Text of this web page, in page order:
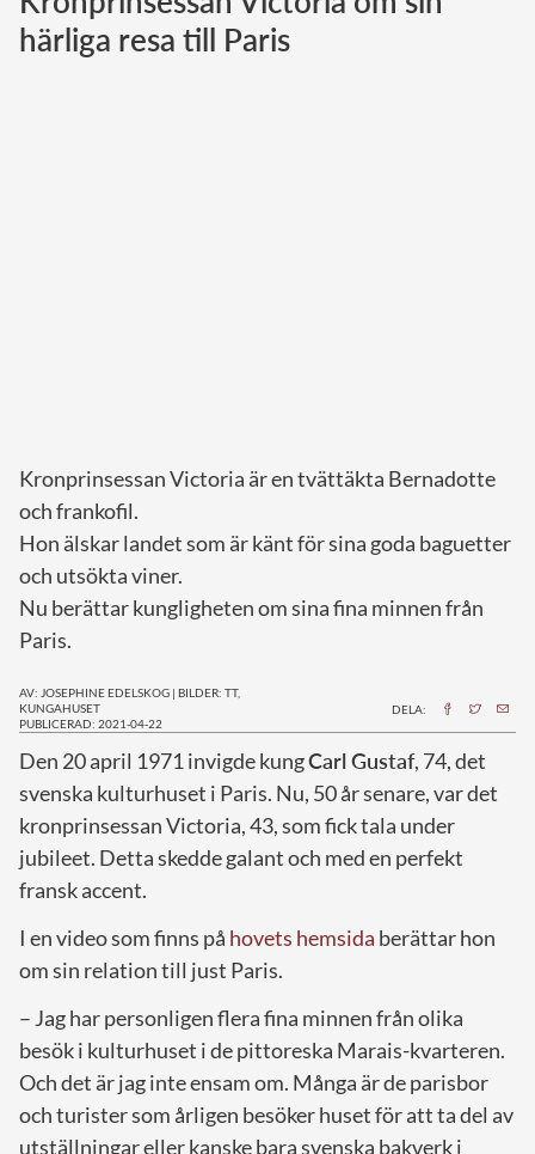
Norska kungahuset
härliga resa till Paris
Kronprinsessan Victoria är en tvättäkta Bernadotte
och frankofil.
Hon älskar landet som är känt för sina goda baguetter
och utsökta viner.
Nu berättar kungligheten om sina fina minnen från
Paris.
AV: JOSEPHINE EDELSKOG | BILDER: TT,
KUNGAHUSET
PUBLICERAD: 2021-04-22
DELA:
Den 20 april 1971 invigde kungCarl Gustaf, 74, det
svenska kulturhuset i Paris. Nu, 50 år senare, var det
kronprinsessan Victoria, 43, som fick tala under
jubileet. Detta skedde galant och med en perfekt
fransk accent.
I en video som finns på hovets hemsida berättar hon
om sin relation till just Paris.
– Jag har personligen flera fina minnen från olika
besök i kulturhuset i de pittoreska Marais-kvarteren.
Och det är jag inte ensam om. Många är de parisbor
och turister som årligen besöker huset för att ta del av
utställningar eller kanske bara svenska bakverk i